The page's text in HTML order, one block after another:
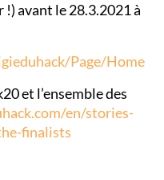
avant le 28.3.2021 à
Page/Home
et l’ensemble des
en/stories-
finalists